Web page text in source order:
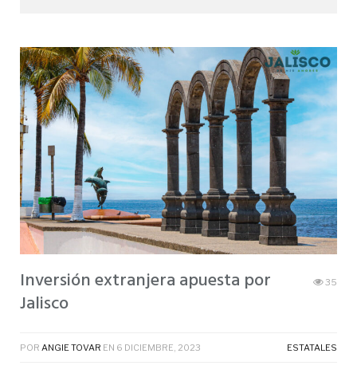
Inversión extranjera apuesta por
Jalisco
35
POR ANGIE TOVAR EN 6 DICIEMBRE, 2023 ESTATALES